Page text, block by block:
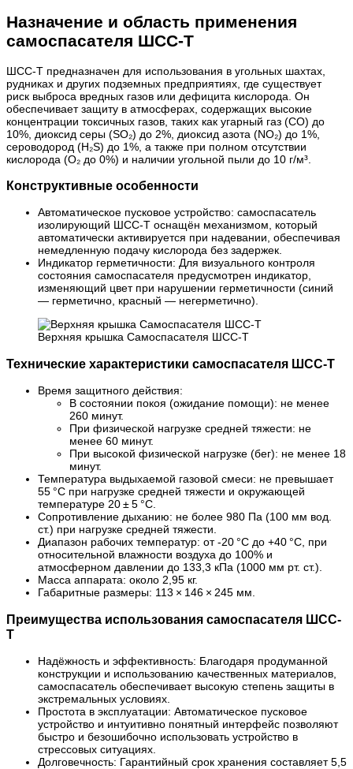
Назначение и область применения
самоспасателя ШСС-Т
ШСС-Т предназначен для использования в угольных шахтах,
рудниках и других подземных предприятиях, где существует
риск выброса вредных газов или дефицита кислорода. Он
обеспечивает защиту в атмосферах, содержащих высокие
концентрации токсичных газов, таких как угарный газ (СО) до
10%, диоксид серы (SO₂) до 2%, диоксид азота (NO₂) до 1%,
сероводород (H₂S) до 1%, а также при полном отсутствии
кислорода (O₂ до 0%) и наличии угольной пыли до 10 г/м³.
Конструктивные особенности
Автоматическое пусковое устройство: самоспасатель
изолирующий ШСС-Т оснащён механизмом, который
автоматически активируется при надевании, обеспечивая
немедленную подачу кислорода без задержек.
Индикатор герметичности: Для визуального контроля
состояния самоспасателя предусмотрен индикатор,
изменяющий цвет при нарушении герметичности (синий
— герметично, красный — негерметично).
Верхняя крышка Самоспасателя ШСС-Т
Технические характеристики самоспасателя ШСС-Т
Время защитного действия:
В состоянии покоя (ожидание помощи): не менее
260 минут.
При физической нагрузке средней тяжести: не
менее 60 минут.
При высокой физической нагрузке (бег): не менее 18
минут.
Температура выдыхаемой газовой смеси: не превышает
55 °C при нагрузке средней тяжести и окружающей
температуре 20 ± 5 °C.
Сопротивление дыханию: не более 980 Па (100 мм вод.
ст.) при нагрузке средней тяжести.
Диапазон рабочих температур: от -20 °C до +40 °C, при
относительной влажности воздуха до 100% и
атмосферном давлении до 133,3 кПа (1000 мм рт. ст.).
Масса аппарата: около 2,95 кг.
Габаритные размеры: 113 × 146 × 245 мм.
Преимущества использования самоспасателя ШСС-
Т
Надёжность и эффективность: Благодаря продуманной
конструкции и использованию качественных материалов,
самоспасатель обеспечивает высокую степень защиты в
экстремальных условиях.
Простота в эксплуатации: Автоматическое пусковое
устройство и интуитивно понятный интерфейс позволяют
быстро и безошибочно использовать устройство в
стрессовых ситуациях.
Долговечность: Гарантийный срок хранения составляет 5,5